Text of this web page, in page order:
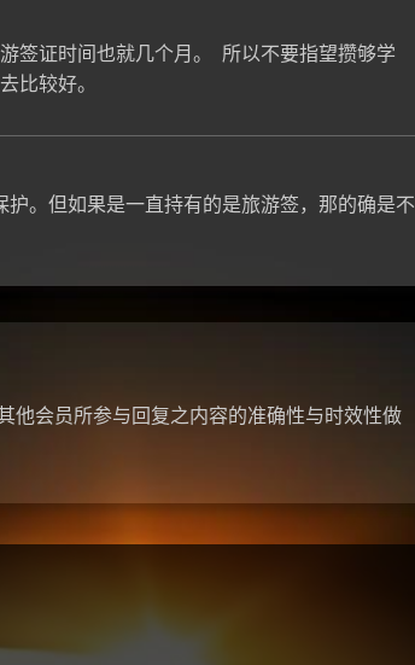
签证时间也就几个月。 所以不要指望攒够学
比较好。
。但如果是一直持有的是旅游签，那的确是不
他会员所参与回复之内容的准确性与时效性做